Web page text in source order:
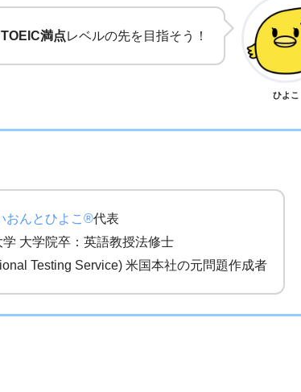
満点レベルの先を目指そう！
ひよこ
おんとひよこ®代表
学 大学院卒：英語教授法修士
Testing Service) 米国本社の元問題作成者